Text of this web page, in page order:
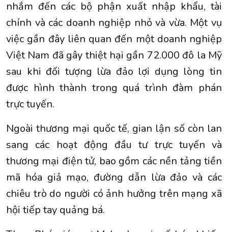
nhắm đến các bộ phận xuất nhập khẩu, tài
chính và các doanh nghiệp nhỏ và vừa. Một vụ
việc gần đây liên quan đến một doanh nghiệp
Việt Nam đã gây thiệt hại gần 72.000 đô la Mỹ
sau khi đối tượng lừa đảo lợi dụng lòng tin
được hình thành trong quá trình đàm phán
trực tuyến.
Ngoài thương mại quốc tế, gian lận số còn lan
sang các hoạt động đầu tư trực tuyến và
thương mại điện tử, bao gồm các nền tảng tiền
mã hóa giả mạo, đường dẫn lừa đảo và các
chiêu trò do người có ảnh hưởng trên mạng xã
hội tiếp tay quảng bá.